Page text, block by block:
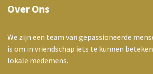
Over Ons
We zijn een team van gepassioneerde
is om in vriendschap iets te kunnen
lokale medemens.